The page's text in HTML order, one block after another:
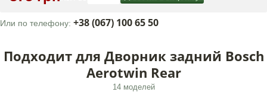
Или по телефону: +38 (067) 100 65 50
Подходит для Дворник задний Bosch
Aerotwin Rear
14 моделей